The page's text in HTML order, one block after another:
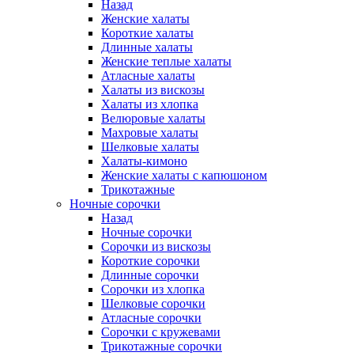
Назад
Женские халаты
Короткие халаты
Длинные халаты
Женские теплые халаты
Атласные халаты
Халаты из вискозы
Халаты из хлопка
Велюровые халаты
Махровые халаты
Шелковые халаты
Халаты-кимоно
Женские халаты с капюшоном
Трикотажные
Ночные сорочки
Назад
Ночные сорочки
Сорочки из вискозы
Короткие сорочки
Длинные сорочки
Сорочки из хлопка
Шелковые сорочки
Атласные сорочки
Сорочки с кружевами
Трикотажные сорочки